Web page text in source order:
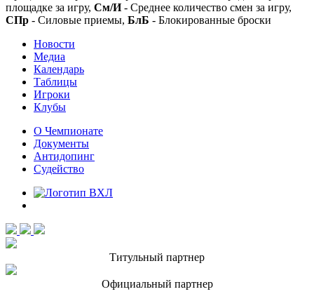
площадке за игру, См/И- Среднее количество смен за игру,
СПр - Силовые приемы, БлБ - Блокированные броски
Новости
Медиа
Календарь
Таблицы
Игроки
Клубы
О Чемпионате
Документы
Антидопинг
Судейство
Титульный партнер
Официальный партнер